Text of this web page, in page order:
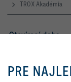
TROX Akadémia
Otevírací doba
PRE